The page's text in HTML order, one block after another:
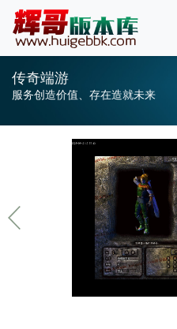
传奇端游
服务创造价值、存在造就未来